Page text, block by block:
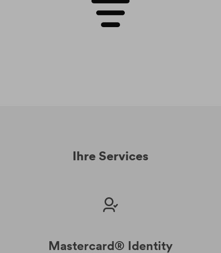
Ihre Services
Mastercard® Identity